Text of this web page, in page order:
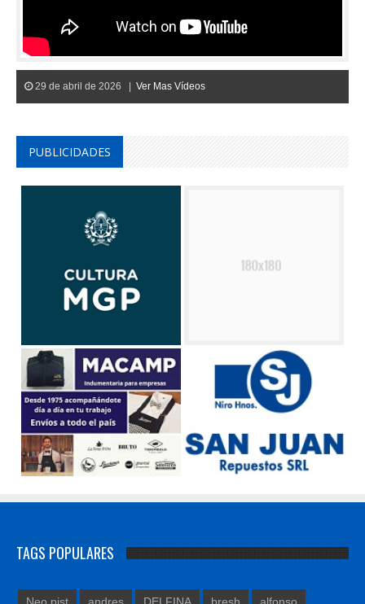
29 de abril de 2026 |Ver Mas Vídeos
PUBLICIDADES